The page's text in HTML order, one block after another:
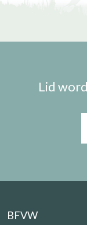
Lid
BFVW